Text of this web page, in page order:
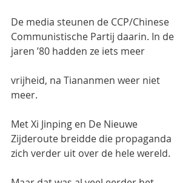
De media steunen de CCP/Chinese
Communistische Partij daarin. In de
jaren ’80 hadden ze iets meer
vrijheid, na Tiananmen weer niet
meer.
Met Xi Jinping en De Nieuwe
Zijderoute breidde die propaganda
zich verder uit over de hele wereld.